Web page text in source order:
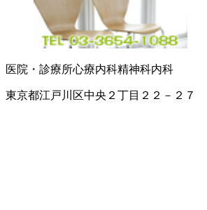
医院・診療所心療内科精神科内科
東京都江戸川区中央２丁目２２－２７